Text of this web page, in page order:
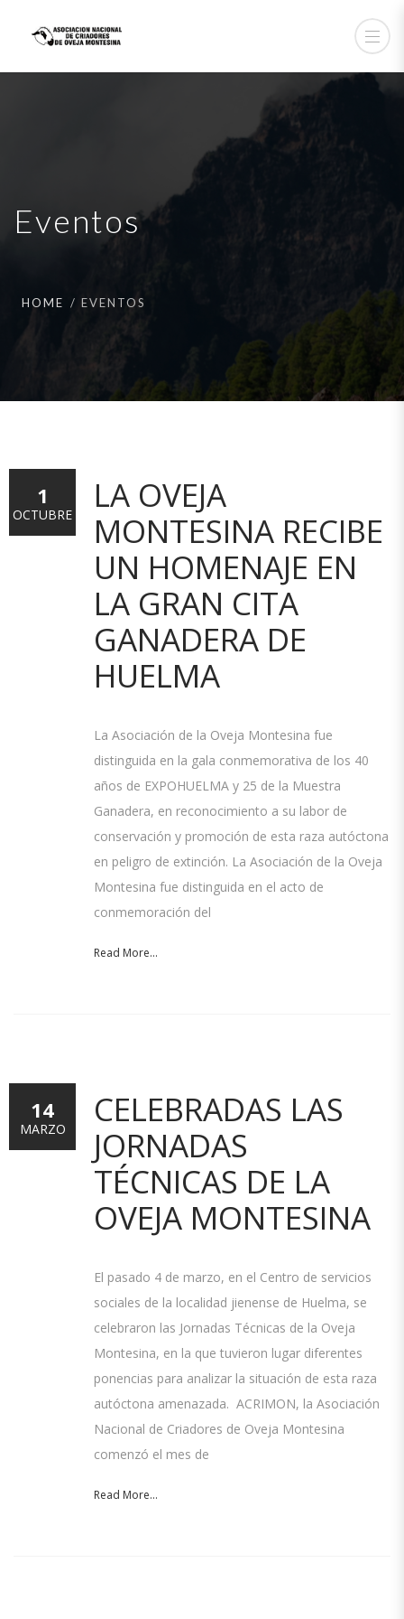
Eventos
HOME EVENTOS
LA OVEJA
MONTESINA RECIBE
UN HOMENAJE EN
LA GRAN CITA
GANADERA DE
HUELMA
La Asociación de la Oveja Montesina fue
distinguida en la gala conmemorativa de los 40
años de EXPOHUELMA y 25 de la Muestra
Ganadera, en reconocimiento a su labor de
conservación y promoción de esta raza autóctona
en peligro de extinción. La Asociación de la Oveja
Montesina fue distinguida en el acto de
conmemoración del
Read More...
1
OCTUBRE
CELEBRADAS LAS
JORNADAS
TÉCNICAS DE LA
OVEJA MONTESINA
El pasado 4 de marzo, en el Centro de servicios
sociales de la localidad jienense de Huelma, se
celebraron las Jornadas Técnicas de la Oveja
Montesina, en la que tuvieron lugar diferentes
ponencias para analizar la situación de esta raza
autóctona amenazada. ACRIMON, la Asociación
Nacional de Criadores de Oveja Montesina
comenzó el mes de
Read More...
14
MARZO